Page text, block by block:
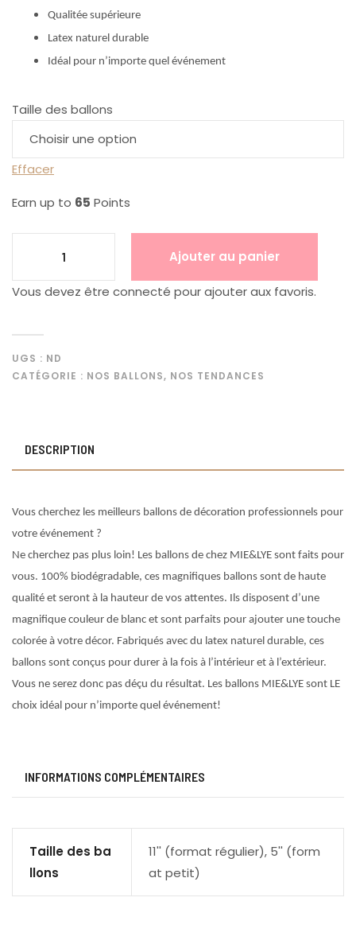
Qualitée supérieure
Latex naturel durable
Idéal pour n’importe quel événement
Taille des ballons
Effacer
Earn up to 65 Points
Ajouter au panier
Vous devez être connecté pour ajouter aux favoris.
UGS : ND
CATÉGORIE : NOS BALLONS, NOS TENDANCES
DESCRIPTION
Vous cherchez les meilleurs ballons de décoration professionnels pour
votre événement ?
Ne cherchez pas plus loin! Les ballons de chez MIE&LYE sont faits pour
vous. 100% biodégradable, ces magnifiques ballons sont de haute
qualité et seront à la hauteur de vos attentes. Ils disposent d’une
magnifique couleur de blanc et sont parfaits pour ajouter une touche
colorée à votre décor. Fabriqués avec du latex naturel durable, ces
ballons sont conçus pour durer à la fois à l’intérieur et à l’extérieur.
Vous ne serez donc pas déçu du résultat. Les ballons MIE&LYE sont LE
choix idéal pour n’importe quel événement!
INFORMATIONS COMPLÉMENTAIRES
Taille des ba
llons
11'' (format régulier), 5'' (form
at petit)